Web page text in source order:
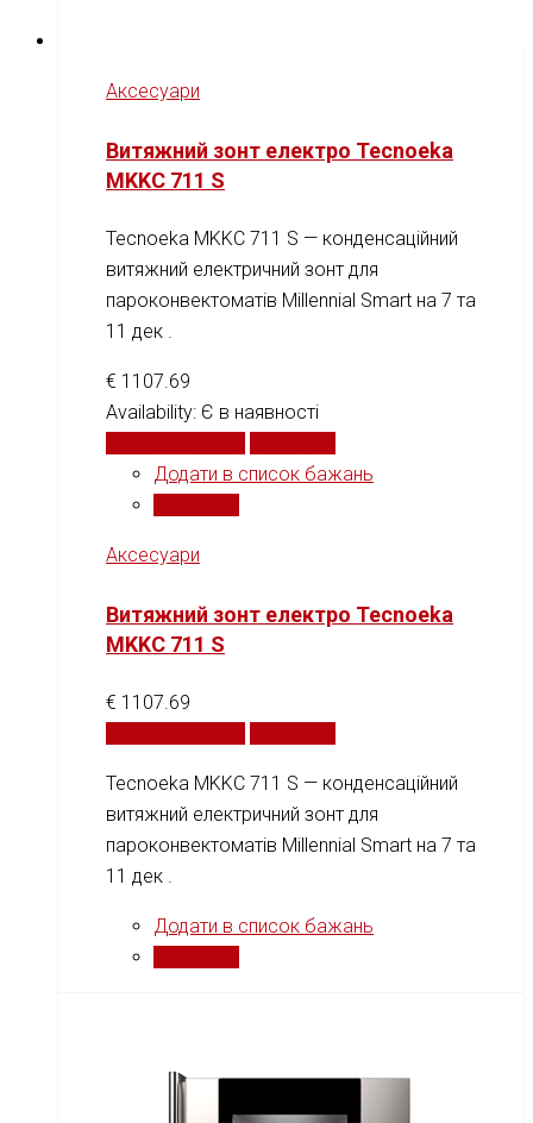
Аксесуари
Витяжний зонт електро Tecnoeka
MKKC 711 S
Tecnoeka MKKC 711 S — конденсаційний
витяжний електричний зонт для
пароконвектоматів Millennial Smart на 7 та
11 дек .
€ 1107.69
Availability: Є в наявності
Додати в список бажань
Аксесуари
Витяжний зонт електро Tecnoeka
MKKC 711 S
€ 1107.69
Tecnoeka MKKC 711 S — конденсаційний
витяжний електричний зонт для
пароконвектоматів Millennial Smart на 7 та
11 дек .
Додати в список бажань